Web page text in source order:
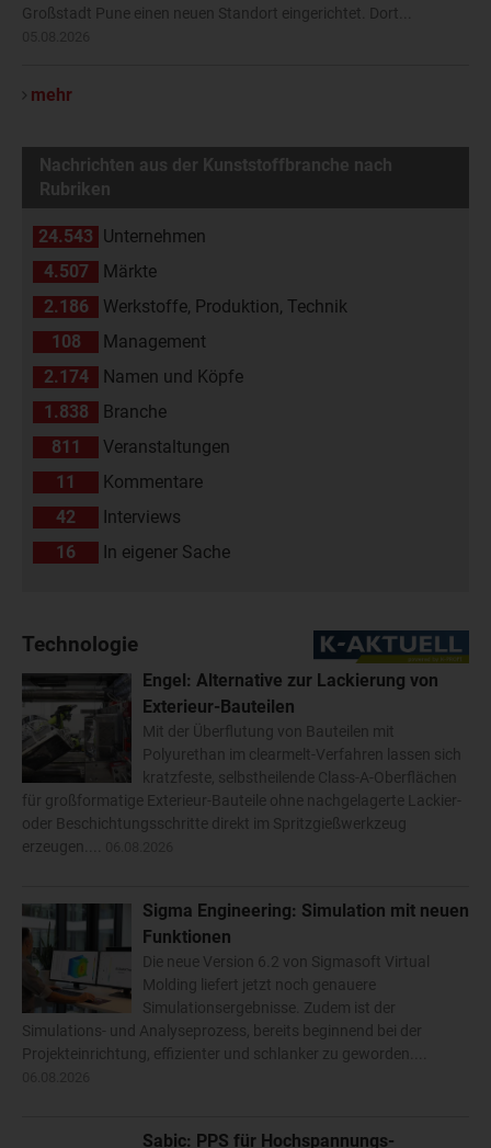
Großstadt Pune einen neuen Standort eingerichtet. Dort...
mehr
Nachrichten aus der Kunststoffbranche nach
Rubriken
24.543 Unternehmen
4.507
Märkte
2.186
Werkstoffe, Produktion, Technik
108
Management
2.174
Namen und Köpfe
1.838
Branche
811
Veranstaltungen
11
Kommentare
42
Interviews
16
In eigener Sache
Technologie
Engel: Alternative zur Lackierung von
Exterieur-Bauteilen
Mit der Überflutung von Bauteilen mit
Polyurethan im clearmelt-Verfahren lassen sich
kratzfeste, selbstheilende Class-A-Oberflächen
für großformatige Exterieur-Bauteile ohne nachgelagerte Lackier-
oder Beschichtungsschritte direkt im Spritzgießwerkzeug
erzeugen....
Sigma Engineering: Simulation mit neuen
Funktionen
Die neue Version 6.2 von Sigmasoft Virtual
Molding liefert jetzt noch genauere
Simulationsergebnisse. Zudem ist der
Simulations- und Analyseprozess, bereits beginnend bei der
Projekteinrichtung, effizienter und schlanker zu geworden....
Sabic: PPS für Hochspannungs-